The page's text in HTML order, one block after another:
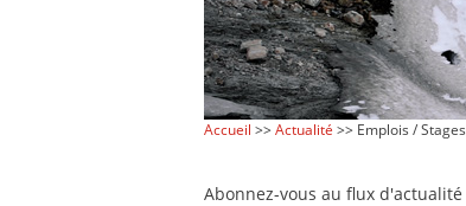
Accueil >>Actualité >> Emplois / Stages
Abonnez-vous au flux d'actualité